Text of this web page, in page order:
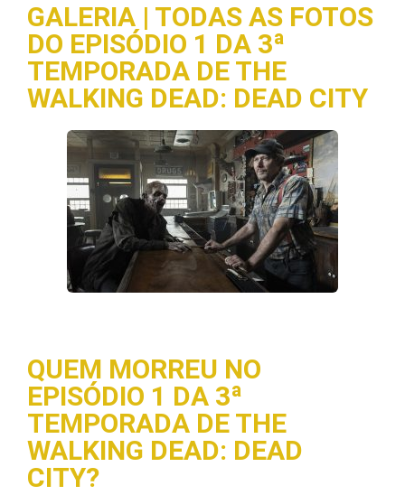
GALERIA | TODAS AS FOTOS
DO EPISÓDIO 1 DA 3ª
TEMPORADA DE THE
WALKING DEAD: DEAD CITY
QUEM MORREU NO
EPISÓDIO 1 DA 3ª
TEMPORADA DE THE
WALKING DEAD: DEAD
CITY?